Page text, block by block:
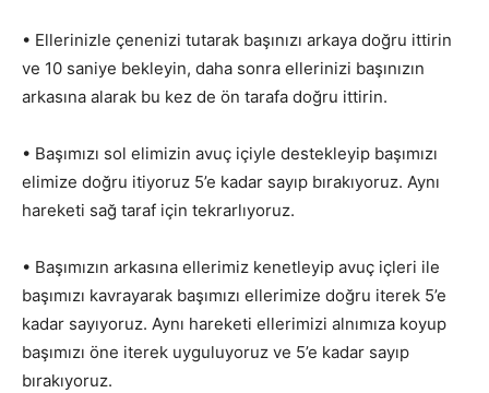
• Ellerinizle çenenizi tutarak başınızı arkaya doğru ittirin
ve 10 saniye bekleyin, daha sonra ellerinizi başınızın
arkasına alarak bu kez de ön tarafa doğru ittirin.
• Başımızı sol elimizin avuç içiyle destekleyip başımızı
elimize doğru itiyoruz 5’e kadar sayıp bırakıyoruz. Aynı
hareketi sağ taraf için tekrarlıyoruz.
• Başımızın arkasına ellerimiz kenetleyip avuç içleri ile
başımızı kavrayarak başımızı ellerimize doğru iterek 5’e
kadar sayıyoruz. Aynı hareketi ellerimizi alnımıza koyup
başımızı öne iterek uyguluyoruz ve 5’e kadar sayıp
bırakıyoruz.